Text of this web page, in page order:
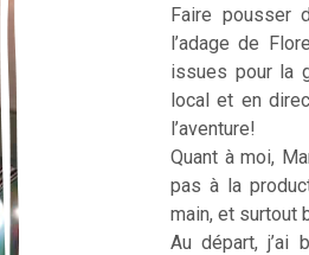
Faire pousser
l’adage de
issues pour la
local et en
l’aventure!
Quant à moi,
pas à la
main, et surtout
Au départ, j’ai